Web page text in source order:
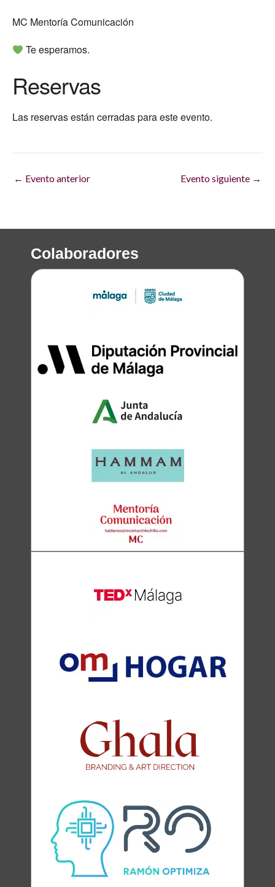
MC Mentoría Comunicación
Te esperamos.
Reservas
Las reservas están cerradas para este evento.
← Evento anterior Evento siguiente →
Colaboradores